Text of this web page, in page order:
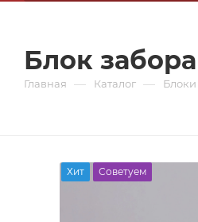
Блок
Главная — Каталог —
Хит Советуем